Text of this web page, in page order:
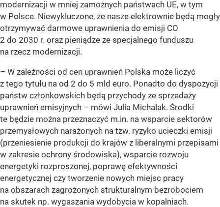
modernizacji w mniej zamożnych państwach UE, w tym
w Polsce. Niewykluczone, że nasze elektrownie będą mogły
otrzymywać darmowe uprawnienia do emisji CO
2 do 2030 r. oraz pieniądze ze specjalnego funduszu
na rzecz modernizacji.
– W zależności od cen uprawnień Polska może liczyć
z tego tytułu na od 2 do 5 mld euro. Ponadto do dyspozycji
państw członkowskich będą przychody ze sprzedaży
uprawnień emisyjnych – mówi Julia Michalak. Środki
te będzie można przeznaczyć m.in. na wsparcie sektorów
przemysłowych narażonych na tzw. ryzyko ucieczki emisji
(przeniesienie produkcji do krajów z liberalnymi przepisami
w zakresie ochrony środowiska), wsparcie rozwoju
energetyki rozproszonej, poprawę efektywności
energetycznej czy tworzenie nowych miejsc pracy
na obszarach zagrożonych strukturalnym bezrobociem
na skutek np. wygaszania wydobycia w kopalniach.